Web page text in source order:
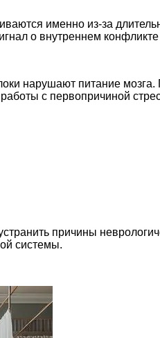
именно из-за
о внутреннем конфликте
нарушают питание мозга.
с первопричиной
причины
системы.